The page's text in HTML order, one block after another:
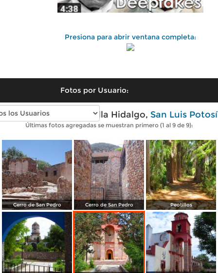
Presiona para abrir ventana completa:
Fotos por Usuario:
Fotos modernas de Villa Hidalgo, San Luis Potosí
Últimas fotos agregadas se muestran primero (1 al 9 de 9):
Cerro de San Pedro Cerro de San Pedro Peotillos